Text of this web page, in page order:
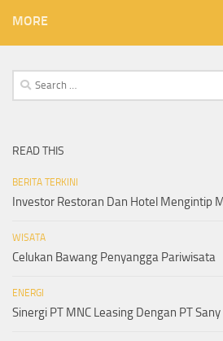
MORE
Search
for:
READ THIS
BERITA TERKINI
Investor Restoran Dan Hotel Mengintip
WISATA
Celukan Bawang Penyangga Pariwisata
ENERGI
Sinergi PT MNC Leasing Dengan PT Sany